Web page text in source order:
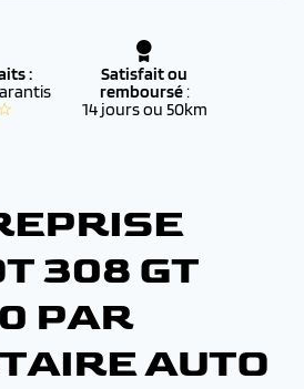
:
Satisfait ou
remboursé:
14 jours ou 50km
308 GT
PAR
AUTO